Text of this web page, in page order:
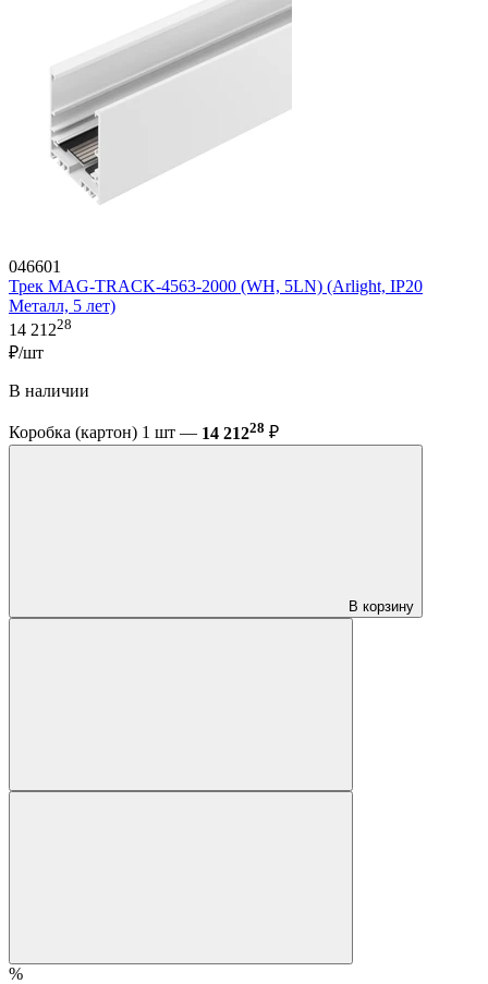
046601
Трек MAG-TRACK-4563-2000 (WH, 5LN) (Arlight, IP20
Металл, 5 лет)
14 21228
₽/шт
В наличии
Коробка (картон) 1 шт — 14 21228 ₽
В корзину
%